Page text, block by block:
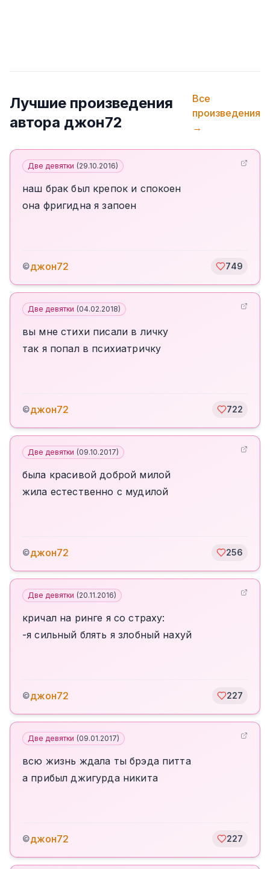
Лучшие произведения
автора джон72
Все
произведения
→
Две девятки (29.10.2016)
наш брак был крепок и спокоен
она фригидна я запоен
©джон72 749
Две девятки (04.02.2018)
вы мне стихи писали в личку
так я попал в психиатричку
©джон72 722
Две девятки (09.10.2017)
была красивой доброй милой
жила естественно с мудилой
©джон72 256
Две девятки (20.11.2016)
кричал на ринге я со страху:
-я сильный блять я злобный нахуй
©джон72 227
Две девятки (09.01.2017)
всю жизнь ждала ты брэда питта
а прибыл джигурда никита
©джон72 227